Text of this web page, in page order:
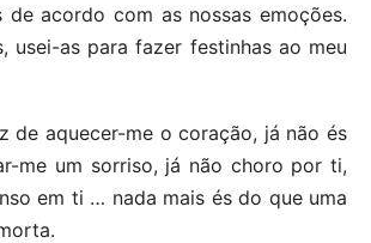
de acordo com as nossas emoções.
usei-as para fazer festinhas ao meu
de aquecer-me o coração, já não és
me um sorriso, já não choro por ti,
em ti … nada mais és do que uma